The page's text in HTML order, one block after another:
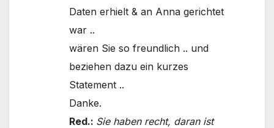
Daten erhielt & an Anna gerichtet
war ..
wären Sie so freundlich .. und
beziehen dazu ein kurzes
Statement ..
Danke.
Red.: Sie haben recht, daran ist